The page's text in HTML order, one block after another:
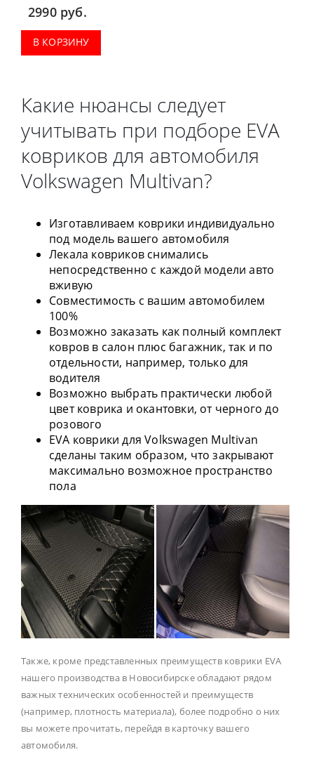
2990 руб.
В КОРЗИНУ
Какие нюансы следует
учитывать при подборе EVA
ковриков для автомобиля
Volkswagen Multivan?
Изготавливаем коврики индивидуально
под модель вашего автомобиля
Лекала ковриков снимались
непосредственно с каждой модели авто
вживую
Совместимость с вашим автомобилем
100%
Возможно заказать как полный комплект
ковров в салон плюс багажник, так и по
отдельности, например, только для
водителя
Возможно выбрать практически любой
цвет коврика и окантовки, от черного до
розового
EVA коврики для Volkswagen Multivan
сделаны таким образом, что закрывают
максимально возможное пространство
пола
Также, кроме представленных преимуществ коврики EVA
нашего производства в Новосибирске обладают рядом
важных технических особенностей и преимуществ
(например, плотность материала), более подробно о них
вы можете прочитать, перейдя в карточку вашего
автомобиля.